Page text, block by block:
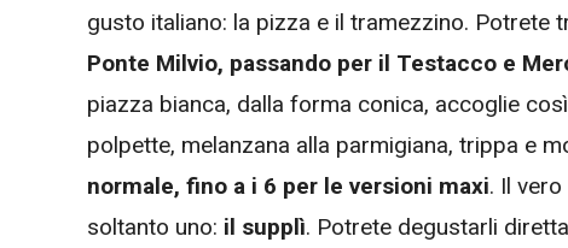
gusto italiano: la pizza e il tramezzino. Potrete
Ponte Milvio, passando per il Testacco e
piazza bianca, dalla forma conica, accoglie
polpette, melanzana alla parmigiana, trippa e
normale, fino a i 6 per le versioni maxi. Il
soltanto uno: il supplì. Potrete degustarli